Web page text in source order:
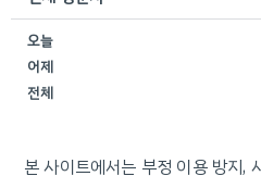
오늘
어제
전체
본 사이트에서는 부정 이용 방지,